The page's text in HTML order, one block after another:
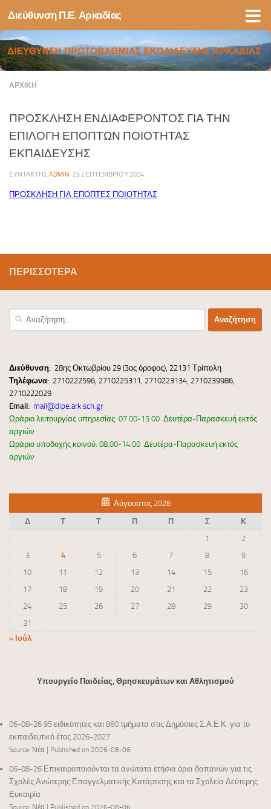
Skip to content
Διεύθυνση Π.Ε. Αρκαδίας
ΑΡΧΙΚΉ
ΠΡΟΣΚΛΗΣΗ ΕΝΔΙΑΦΕΡΟΝΤΟΣ ΓΙΑ ΤΗΝ
ΕΠΙΛΟΓΗ ΕΠΟΠΤΩΝ ΠΟΙΟΤΗΤΑΣ
ΕΚΠΑΙΔΕΥΣΗΣ
ΣΥΝΤΆΚΤΗΣADMIN · 23 ΣΕΠΤΕΜΒΡΊΟΥ 2024
ΠΡΟΣΚΛΗΣΗ ΓΙΑ ΕΠΟΠΤΕΣ ΠΟΙΟΤΗΤΑΣ
ΠΕΡΙΣΣΌΤΕΡΑ
Αναζήτηση
Διεύθυνση: 28ης Οκτωβρίου 29 (3ος όροφος), 22131 Τρίπολη
Τηλέφωνα: 2710222596, 2710225311, 2710223134, 2710239986,
2710222029
Email: mail@dipe.ark.sch.gr
Ωράριο λειτουργίας υπηρεσίας: 07.00-15.00 Δευτέρα-Παρασκευή εκτός
αργιών
Ωράριο υποδοχής κοινού: 08.00-14.00 Δευτέρα-Παρασκευή εκτός
αργιών
Αύγουστος 2026
Δ
Τ Τ Π Π Σ
Κ
1
2
3
4 5 6 7 8
9
10
11 12 13 14 15
16
17
18 19 20 21 22
23
24
25 26 27 28 29
30
31
« Ιούλ
Υπουργείο Παιδείας, Θρησκευμάτων και Αθλητισμού
06-08-26 95 ειδικότητες και 860 τμήματα στις Δημόσιες Σ.Α.Ε.Κ. για το
εκπαιδευτικό έτος 2026-2027
Source: Νέα Published on 2026-08-06
06-08-26 Επικαιροποιούνται τα ανώτατα ετήσια όρια δαπανών για τις
Σχολές Ανώτερης Επαγγελματικής Κατάρτισης και τα Σχολεία Δεύτερης
Ευκαιρία
Source: Νέα Published on 2026-08-06